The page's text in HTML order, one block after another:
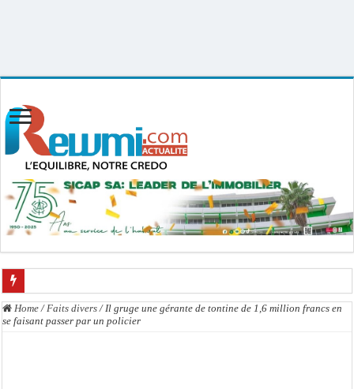
L’accusation de transmission du VIH écartée : Ass Dione, Kader Dia, Zale
Home / Faits divers / Il gruge une gérante de tontine de 1,6 million francs en
se faisant passer par un policier